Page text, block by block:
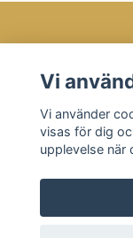
Kundtjänst
Läs mer
Sociala medier
Vi
Vi använder
visas för dig
upplevelse när